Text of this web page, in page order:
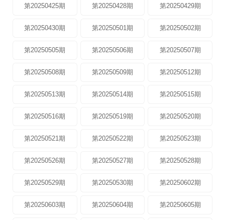
第20250425期 第20250428期 第20250429期
第20250430期 第20250501期 第20250502期
第20250505期 第20250506期 第20250507期
第20250508期 第20250509期 第20250512期
第20250513期 第20250514期 第20250515期
第20250516期 第20250519期 第20250520期
第20250521期 第20250522期 第20250523期
第20250526期 第20250527期 第20250528期
第20250529期 第20250530期 第20250602期
第20250603期 第20250604期 第20250605期